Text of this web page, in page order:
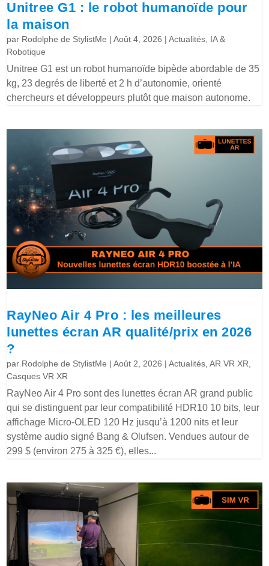
Unitree G1 : le robot humanoïde pour
la maison
par Rodolphe de StylistMe |Août 4, 2026 |Actualités IA &
Robotique
Unitree G1 est un robot humanoïde bipède abordable de 35
kg, 23 degrés de liberté et 2 h d’autonomie, orienté
chercheurs et développeurs plutôt que maison autonome.
RayNeo Air 4 Pro : les meilleures
lunettes écran AR qualité/prix en 2026
?
par Rodolphe de StylistMe |Août 2, 2026 |Actualités ,AR VR XR
Casques VR XR
RayNeo Air 4 Pro sont des lunettes écran AR grand public
qui se distinguent par leur compatibilité HDR10 10 bits, leur
affichage Micro-OLED 120 Hz jusqu’à 1200 nits et leur
système audio signé Bang & Olufsen. Vendues autour de
299 $ (environ 275 à 325 €), elles...